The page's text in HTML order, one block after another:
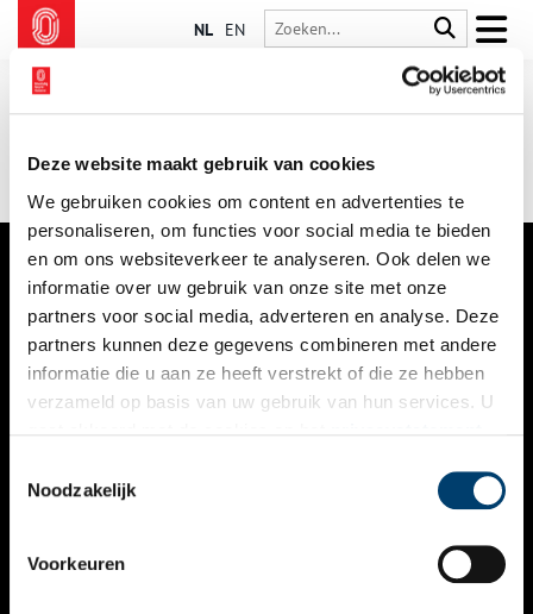
Deze website maakt gebruik van cookies
We gebruiken cookies om content en advertenties te
personaliseren, om functies voor social media te bieden
en om ons websiteverkeer te analyseren. Ook delen we
informatie over uw gebruik van onze site met onze
partners voor social media, adverteren en analyse. Deze
partners kunnen deze gegevens combineren met andere
informatie die u aan ze heeft verstrekt of die ze hebben
verzameld op basis van uw gebruik van hun services. U
Noodzakelijk
Voorkeuren
NL EN
VERHALEN
NIEUWS
KALENDER
ACTIVITEITEN